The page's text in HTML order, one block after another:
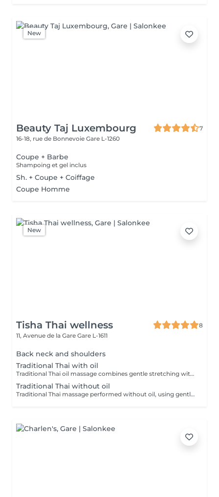
New
Beauty Taj Luxembourg
7
16-18, rue de Bonnevoie Gare L-1260
Coupe + Barbe
Shampoing et gel inclus
Sh. + Coupe + Coiffage
Coupe Homme
New
Tisha Thai wellness
8
11, Avenue de la Gare Gare L-1611
Back neck and shoulders
Traditional Thai with oil
Traditional Thai oil massage combines gentle stretching with flowing massage techniques using warm oil to ease muscle tension, improve circulation, and promote deep relaxation.
Traditional Thai without oil
Traditional Thai massage performed without oil, using gentle stretching and acupressure techniques to relieve muscle tension, improve flexibility, and promote deep relaxation.